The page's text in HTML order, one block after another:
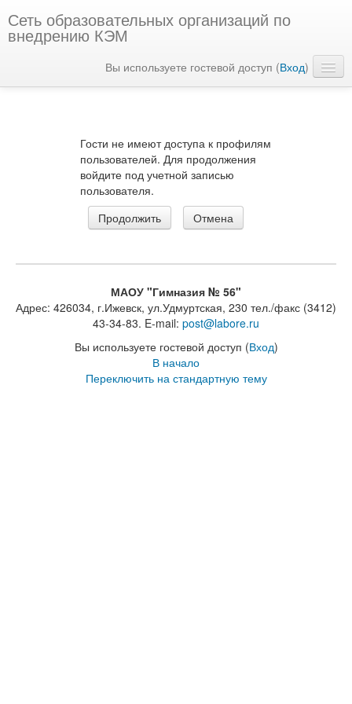
Сеть образовательных организаций по
внедрению КЭМ
Вы используете гостевой доступ (Вход)
Гости не имеют доступа к профилям
пользователей. Для продолжения
войдите под учетной записью
пользователя.
МАОУ "Гимназия № 56"
Адрес: 426034, г.Ижевск, ул.Удмуртская, 230 тел./факс (3412)
43-34-83. E-mail: post@labore.ru
Вы используете гостевой доступ (Вход)
В начало
Переключить на стандартную тему